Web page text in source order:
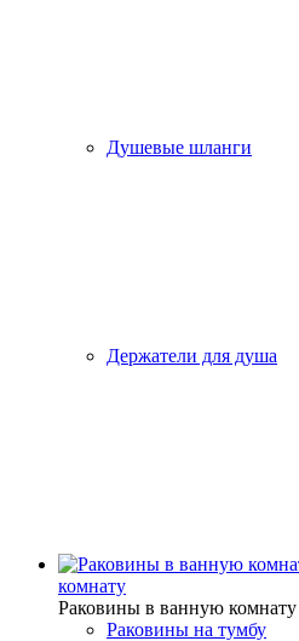
Душевые шланги
Держатели для душа
комнату
Раковины в ванную комнату
Раковины на тумбу